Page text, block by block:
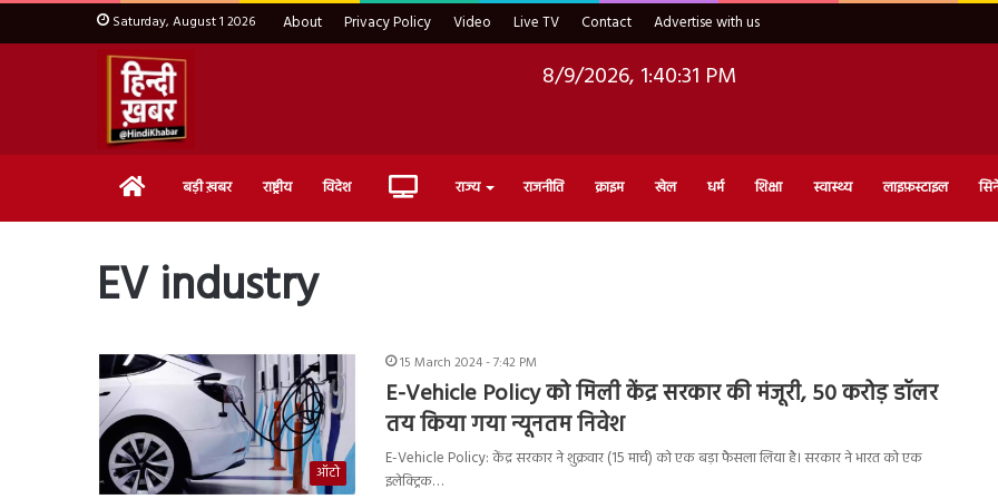
Saturday, August 1 2026 About Privacy Policy Video Live TV Contact Advertise with us
8/9/2026, 1:40:32 PM
Home बड़ी ख़बर राष्ट्रीय विदेश Live राज्य राजनीति क्राइम खेल धर्म शिक्षा स्वास्थ्य लाइफ़स्टाइल
EV industry
ऑटो
15 March 2024 - 7:42 PM
E-Vehicle Policy को मिली केंद्र सरकार की मंजूरी, 50 करोड़ डॉलर
तय किया गया न्यूनतम निवेश
E-Vehicle Policy: केंद्र सरकार ने शुक्रवार (15 मार्च) को एक बड़ा फैसला लिया है। सरकार ने भारत को एक
इलेक्ट्रिक…